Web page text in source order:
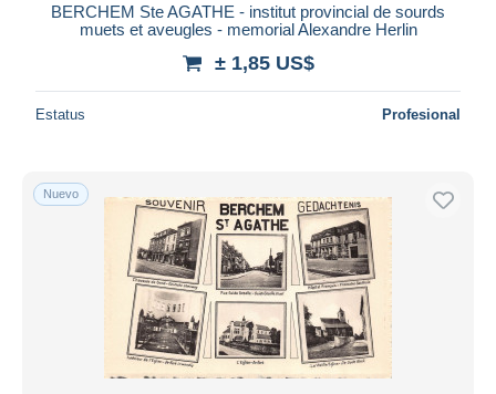
BERCHEM Ste AGATHE - institut provincial de sourds
muets et aveugles - memorial Alexandre Herlin
± 1,85 US$
Estatus Profesional
Nuevo